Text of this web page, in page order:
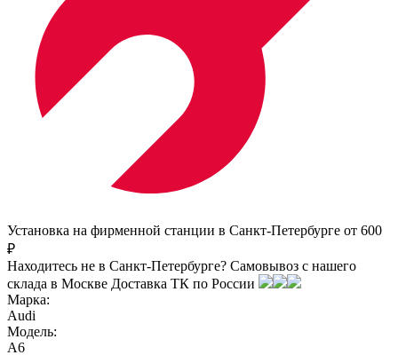
Установка на фирменной станции в Санкт-Петербурге от 600
₽
Находитесь не в Санкт-Петербурге? Самовывоз с нашего
склада в Москве Доставка ТК по России
Марка:
Audi
Модель:
A6